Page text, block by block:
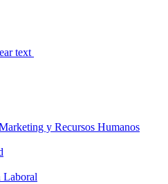
text
y Recursos Humanos
Laboral